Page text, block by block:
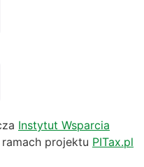
Instytut Wsparcia
projektu PITax.pl